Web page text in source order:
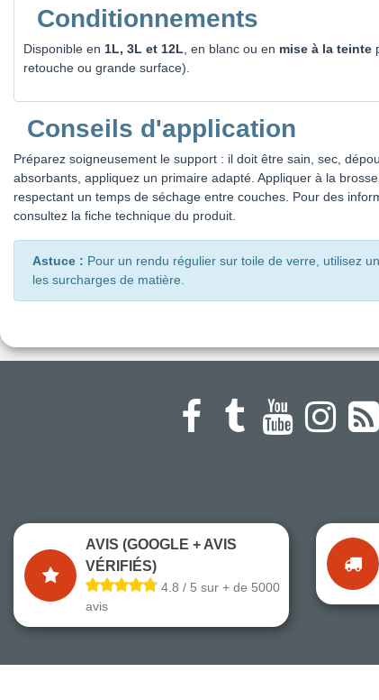
Conditionnements
Disponible en 1L, 3L et 12L, en blanc ou en mise à la teinte
retouche ou grande surface).
Conseils d'application
Préparez soigneusement le support : il doit être sain, sec,
absorbants, appliquez un primaire adapté. Appliquer à la
respectant un temps de séchage entre couches. Pour des
consultez la fiche technique du produit.
Astuce : Pour un rendu régulier sur toile de verre, utilisez
les surcharges de matière.
AVIS (GOOGLE + AVIS
VÉRIFIÉS)
4.8 / 5 sur + de 5000
avis